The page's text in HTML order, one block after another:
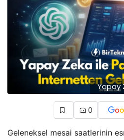
Yapay
0
Geleneksel mesai saatlerinin